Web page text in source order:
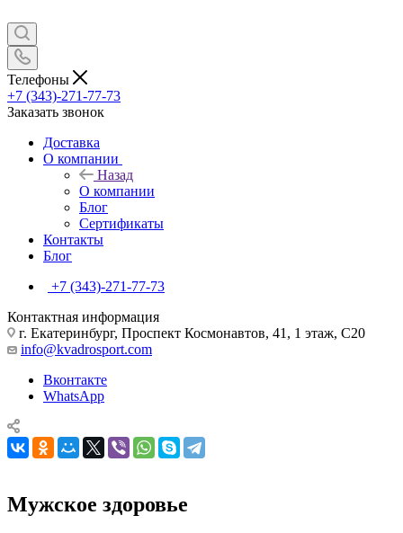
Телефоны
+7 (343)-271-77-73
Заказать звонок
Доставка
О компании
Назад
О компании
Блог
Сертификаты
Контакты
Блог
+7 (343)-271-77-73
Контактная информация
г. Екатеринбург, Проспект Космонавтов, 41, 1 этаж, С20
info@kvadrosport.com
Вконтакте
WhatsApp
Мужское здоровье